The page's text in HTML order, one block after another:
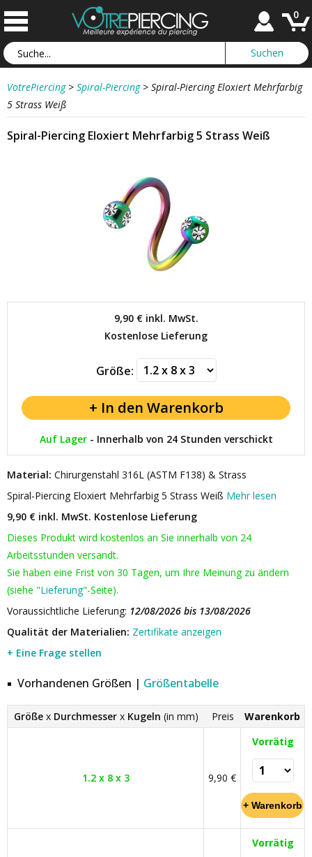
0
VotrePiercing > Spiral-Piercing > Spiral-Piercing Eloxiert Mehrfarbig
5 Strass Weiß
Spiral-Piercing Eloxiert Mehrfarbig 5 Strass Weiß
9,90 €inkl. MwSt.
Kostenlose Lieferung
Größe:
Auf Lager- Innerhalb von 24 Stunden verschickt
Material: Chirurgenstahl 316L (ASTM F138) & Strass
Spiral-Piercing Eloxiert Mehrfarbig 5 Strass Weiß Mehr lesen
9,90 € inkl. MwSt. Kostenlose Lieferung
Dieses Produkt wird kostenlos an Sie innerhalb von 24
Arbeitsstunden versandt.
Sie haben eine Frist von 30 Tagen, um Ihre Meinung zu ändern
(siehe "Lieferung"-Seite).
Voraussichtliche Lieferung: 12/08/2026 bis 13/08/2026
Qualität der Materialien: Zertifikate anzeigen
+ Eine Frage stellen
Vorhandenen Größen | Größentabelle
Größe x Durchmesser x Kugeln (in mm) Preis Warenkorb
1.2 x 8 x 3 9,90 €
Vorrätig
Vorrätig